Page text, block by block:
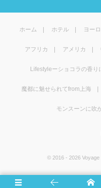
ホーム ホテル ヨー
アフリカ アメリカ
Lifestyleーショコラの香
魔都に魅せられてfrom上海
モンスーンに吹
© 2016 - 2026